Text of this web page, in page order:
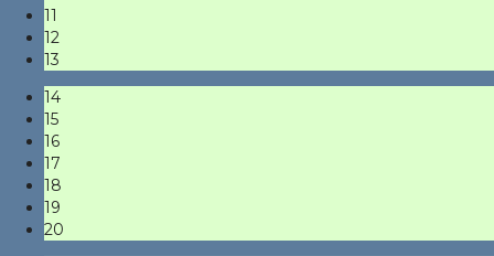
11
12
13
14
15
16
17
18
19
20